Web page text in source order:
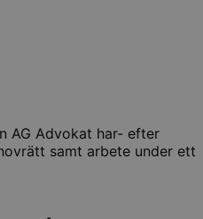
AG Advokat har- efter
samt arbete under ett